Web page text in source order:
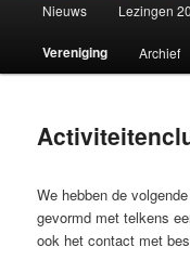
Nieuws Lezingen
Vereniging Archief
We hebben de
gevormd met telkens
ook het contact met